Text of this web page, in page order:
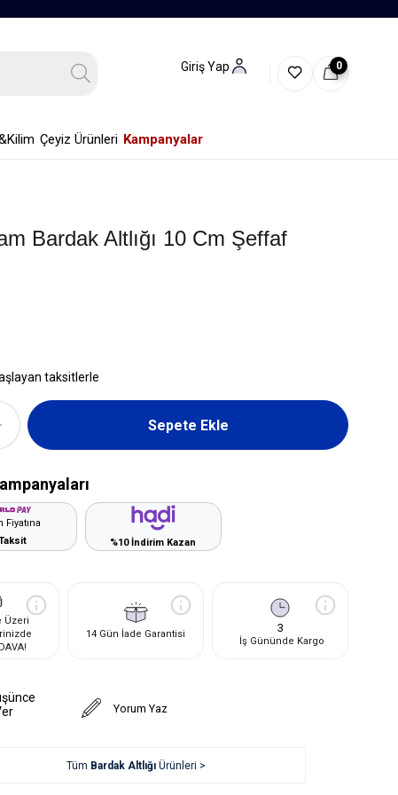
Giriş Yap 0
Çeyiz Ürünleri Kampanyalar
Bardak Altlığı 10 Cm Şeffaf
taksitlerle
Fiyatına
%10 İndirim Kazan
Üzeri
14 Gün İade Garantisi 3
İş Gününde Kargo
Yorum Yaz
Tüm Bardak AltlığıÜrünleri >